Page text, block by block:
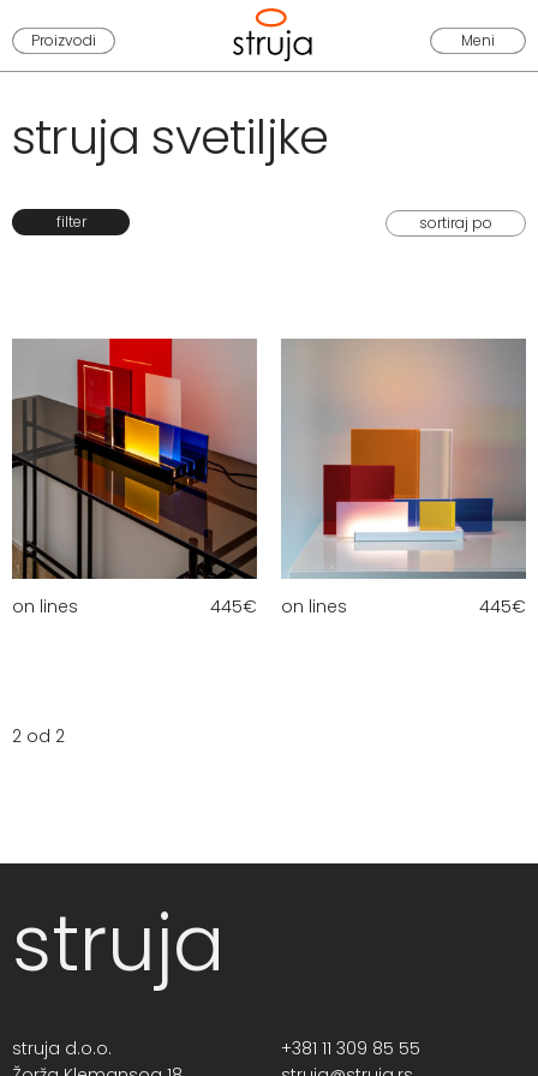
Proizvodi Meni
struja svetiljke
filter
on lines 445€ on lines 445€
2 od 2
struja
struja d.o.o.
+381 11 309 85 55